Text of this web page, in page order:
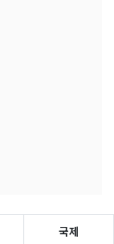
국제